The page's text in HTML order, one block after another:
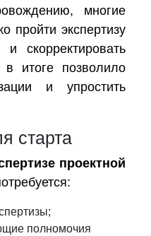
многие
пройти экспертизу
скорректировать
итоге позволило
и упростить
старта
проектной
полномочия